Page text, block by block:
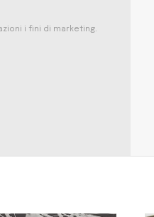
i fini di marketing.